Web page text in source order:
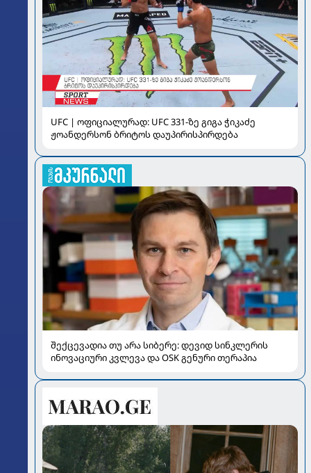
UFC | ოფიციალურად: UFC 331-ზე გიგა ჭიკაძე
ჟოანდერსონ ბრიტოს დაუპირისპირდება
შექცევადია თუ არა სიბერე: დევიდ სინკლერის
ინოვაციური კვლევა და OSK გენური თერაპია